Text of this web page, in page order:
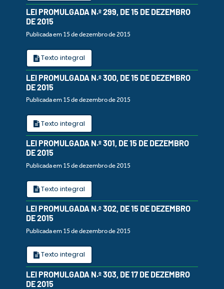
LEI PROMULGADA N.º 299, DE 15 DE DEZEMBRO
DE 2015
Publicada em 15 de dezembro de 2015
Texto integral
LEI PROMULGADA N.º 300, DE 15 DE DEZEMBRO
DE 2015
Publicada em 15 de dezembro de 2015
Texto integral
LEI PROMULGADA N.º 301, DE 15 DE DEZEMBRO
DE 2015
Publicada em 15 de dezembro de 2015
Texto integral
LEI PROMULGADA N.º 302, DE 15 DE DEZEMBRO
DE 2015
Publicada em 15 de dezembro de 2015
Texto integral
LEI PROMULGADA N.º 303, DE 17 DE DEZEMBRO
DE 2015